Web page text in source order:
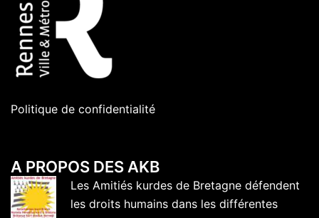
Politique de confidentialité
A PROPOS DES AKB
Les Amitiés kurdes de Bretagne défendent
les droits humains dans les différentes